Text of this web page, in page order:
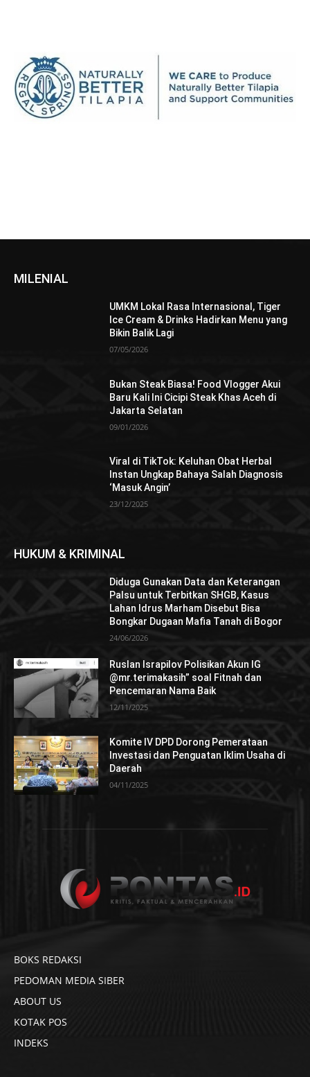
MILENIAL
UMKM Lokal Rasa Internasional, Tiger
Ice Cream & Drinks Hadirkan Menu yang
Bikin Balik Lagi
07/05/2026
Bukan Steak Biasa! Food Vlogger Akui
Baru Kali Ini Cicipi Steak Khas Aceh di
Jakarta Selatan
09/01/2026
Viral di TikTok: Keluhan Obat Herbal
Instan Ungkap Bahaya Salah Diagnosis
‘Masuk Angin’
23/12/2025
HUKUM & KRIMINAL
Diduga Gunakan Data dan Keterangan
Palsu untuk Terbitkan SHGB, Kasus
Lahan Idrus Marham Disebut Bisa
Bongkar Dugaan Mafia Tanah di Bogor
24/06/2026
Ruslan Israpilov Polisikan Akun IG
@mr.terimakasih” soal Fitnah dan
Pencemaran Nama Baik
12/11/2025
Komite IV DPD Dorong Pemerataan
Investasi dan Penguatan Iklim Usaha di
Daerah
04/11/2025
BOKS REDAKSI
PEDOMAN MEDIA SIBER
ABOUT US
KOTAK POS
INDEKS